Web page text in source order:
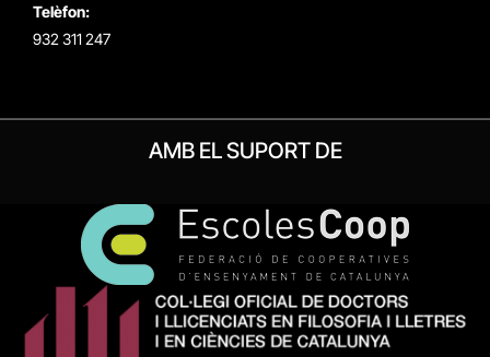
Telèfon:
932 311 247
AMB EL SUPORT DE